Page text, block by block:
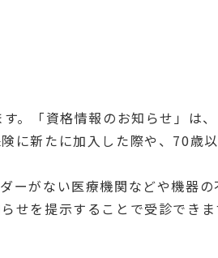
。「資格情報のお知らせ」は
に新たに加入した際や、70歳
ーがない医療機関などや機器の
せを提示することで受診できま